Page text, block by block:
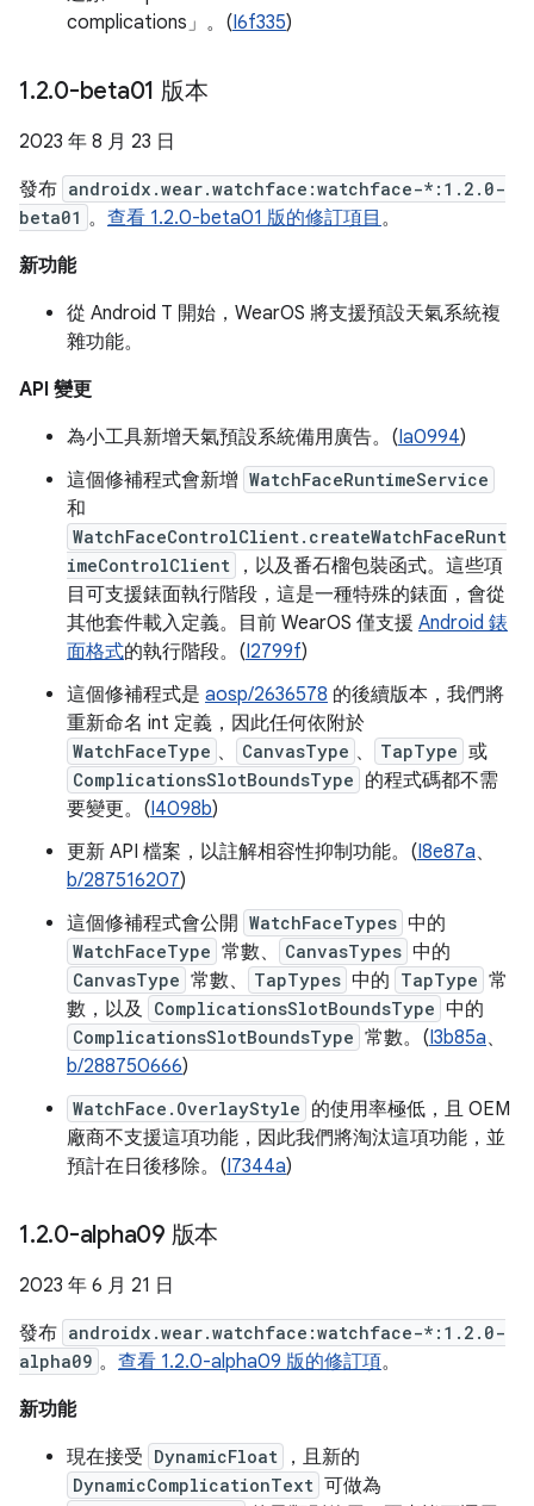
complications」。(I6f335)
1.2.0-beta01 版本
2023 年 8 月 23 日
發布 androidx.wear.watchface:watchface-*:1.2.0-
beta01 。 查看 1.2.0-beta01 版的修訂項目 。
新功能
從 Android T 開始，WearOS 將支援預設天氣系統複
雜功能。
API 變更
為小工具新增天氣預設系統備用廣告。(Ia0994)
這個修補程式會新增 WatchFaceRuntimeService
和
WatchFaceControlClient.createWatchFaceRunt
imeControlClient
，以及番石榴包裝函式。這些項
目可支援錶面執行階段，這是一種特殊的錶面，會從
其他套件載入定義。目前 WearOS 僅支援 Android 錶
面格式的執行階段。(I2799f)
這個修補程式是 aosp/2636578 的後續版本，我們將
重新命名 int 定義，因此任何依附於
WatchFaceType 、 CanvasType 、 TapType 或
ComplicationsSlotBoundsType 的程式碼都不需
要變更。(I4098b)
更新 API 檔案，以註解相容性抑制功能。(I8e87a、
b/287516207)
這個修補程式會公開 WatchFaceTypes 中的
WatchFaceType 常數、 CanvasTypes 中的
CanvasType 常數、 TapTypes 中的 TapType 常
數，以及 ComplicationsSlotBoundsType 中的
ComplicationsSlotBoundsType 常數。(I3b85a、
b/288750666)
WatchFace.OverlayStyle 的使用率極低，且 OEM
廠商不支援這項功能，因此我們將淘汰這項功能，並
預計在日後移除。(I7344a)
1.2.0-alpha09 版本
2023 年 6 月 21 日
發布 androidx.wear.watchface:watchface-*:1.2.0-
alpha09 。 查看 1.2.0-alpha09 版的修訂項。
新功能
現在接受 DynamicFloat ，且新的
DynamicComplicationText 可做為